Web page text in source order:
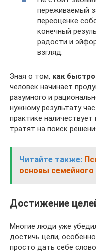
переживаемый
переоценке
конечный
радости и
взгляд.
Зная о том, как
человек начинает
разумного и
нужному результату
практике
тратят на поиск
Читайте также:
основы семейного
Достижение
Многие люди уже
достичь цели,
просто дать себе